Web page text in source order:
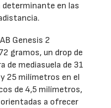
determinante en las
Genesis 2
gramos, un drop de
de mediasuela de 31
25 milímetros en el
de 4,5 milímetros,
a ofrecer